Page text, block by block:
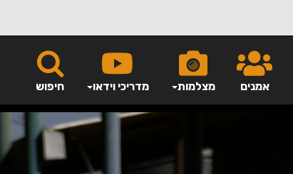
חיפוש מדריכי וידאו מצלמות אמנים